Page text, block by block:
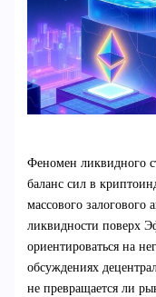
Феномен ликвидного
баланс сил в
массового залогового
ликвидности поверх
ориентироваться на
обсуждениях
не превращается ли